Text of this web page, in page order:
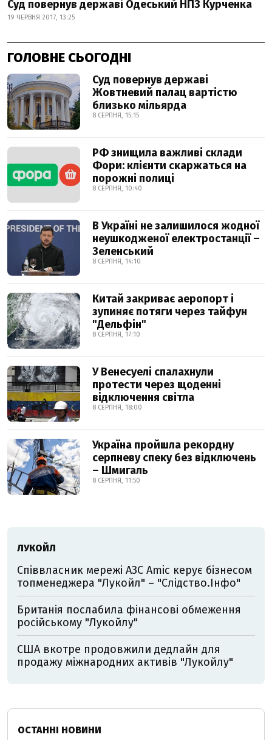
Суд повернув державі Одеський НПЗ Курченка
19 ЧЕРВНЯ 2017, 13:25
ГОЛОВНЕ СЬОГОДНІ
Суд повернув державі
Жовтневий палац вартістю
близько мільярда
8 СЕРПНЯ, 15:15
РФ знищила важливі склади
Фори: клієнти скаржаться на
порожні полиці
8 СЕРПНЯ, 10:40
В Україні не залишилося жодної
неушкодженої електростанції –
Зеленський
8 СЕРПНЯ, 14:10
Китай закриває аеропорт і
зупиняє потяги через тайфун
"Дельфін"
8 СЕРПНЯ, 17:10
У Венесуелі спалахнули
протести через щоденні
відключення світла
8 СЕРПНЯ, 18:00
Україна пройшла рекордну
серпневу спеку без відключень
– Шмигаль
8 СЕРПНЯ, 11:50
ЛУКОЙЛ
Співвласник мережі АЗС Amic керує бізнесом
топменеджера "Лукойл" – "Слідство.Інфо"
Британія послабила фінансові обмеження
російському "Лукойлу"
США вкотре продовжили дедлайн для
продажу міжнародних активів "Лукойлу"
ОСТАННІ НОВИНИ